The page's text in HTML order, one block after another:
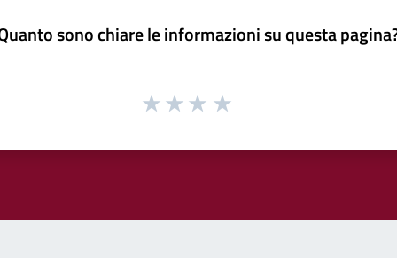
sono chiare le informazioni su questa